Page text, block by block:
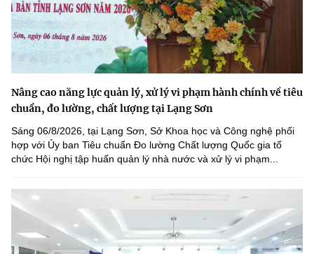
Nâng cao năng lực quản lý, xử lý vi phạm hành chính về tiêu
chuẩn, đo lường, chất lượng tại Lạng Sơn
Sáng 06/8/2026, tại Lạng Sơn, Sở Khoa học và Công nghệ phối
hợp với Ủy ban Tiêu chuẩn Đo lường Chất lượng Quốc gia tổ
chức Hội nghị tập huấn quản lý nhà nước và xử lý vi phạm...